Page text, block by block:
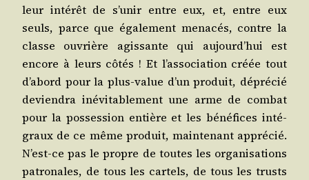
leur inté­rêt de s’unir entre eux, et, entre eux
seuls, parce que éga­le­ment mena­cés, contre la
classe ouvrière agis­sante qui aujourd’­hui est
encore à leurs côtés ! Et l’association créée tout
d’abord pour la plus-value d’un pro­duit, dépré­cié
devien­dra inévi­ta­ble­ment une arme de com­bat
pour la pos­ses­sion entière et les béné­fices inté­
graux de ce même pro­duit, main­te­nant appré­cié.
N’est-ce pas le propre de toutes les orga­ni­sa­tions
patro­nales, de tous les car­tels, de tous les trusts